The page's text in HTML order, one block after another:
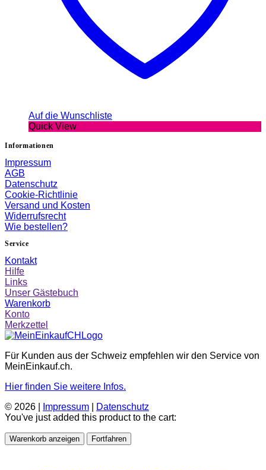
Auf die Wunschliste
Quick View
Informationen
Impressum
AGB
Datenschutz
Cookie-Richtlinie
Versand und Kosten
Widerrufsrecht
Wie bestellen?
Service
Kontakt
Hilfe
Links
Unser Gästebuch
Warenkorb
Konto
Merkzettel
Für Kunden aus der Schweiz empfehlen wir den Service von
MeinEinkauf.ch.
Hier finden Sie weitere Infos.
© 2026 |
Impressum
Datenschutz
You've just added this product to the cart:
Warenkorb anzeigen Fortfahren